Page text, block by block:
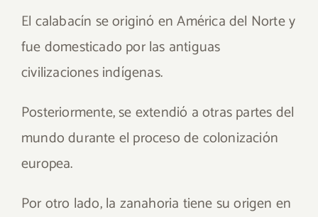
El calabacín se originó en América del Norte y
fue domesticado por las antiguas
civilizaciones indígenas.
Posteriormente, se extendió a otras partes del
mundo durante el proceso de colonización
europea.
Por otro lado, la zanahoria tiene su origen en